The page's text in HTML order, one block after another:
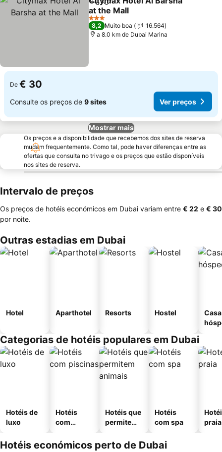
PartilharAdicionar aos favoritos
at the Mall
Ver preços
3 Estrelas
8,2 Muito boa
16.564
a 8.0 km de Dubai Marina
De € 30
Consulte os preços de 9 sites Ver preços
Mostrar mais
Os preços e a disponibilidade que recebemos dos sites de reserva
mudam frequentemente. Como tal, pode haver diferenças entre as
ofertas que consulta no trivago e os preços que estão disponíveis
nos sites de reserva.
Intervalo de preços
Os preços de hotéis económicos em Dubai variam entre ‎€ 22 e ‎€ 30
por noite.
Outras estadias em Dubai
Hotel Aparthotel Resorts Hostel
Categorias de hotéis populares em Dubai
Hotéis de
luxo
Hotéis
com
Hotéis que
permitem
Hotéis
com spa
praia
Hotéis económicos perto de Dubai